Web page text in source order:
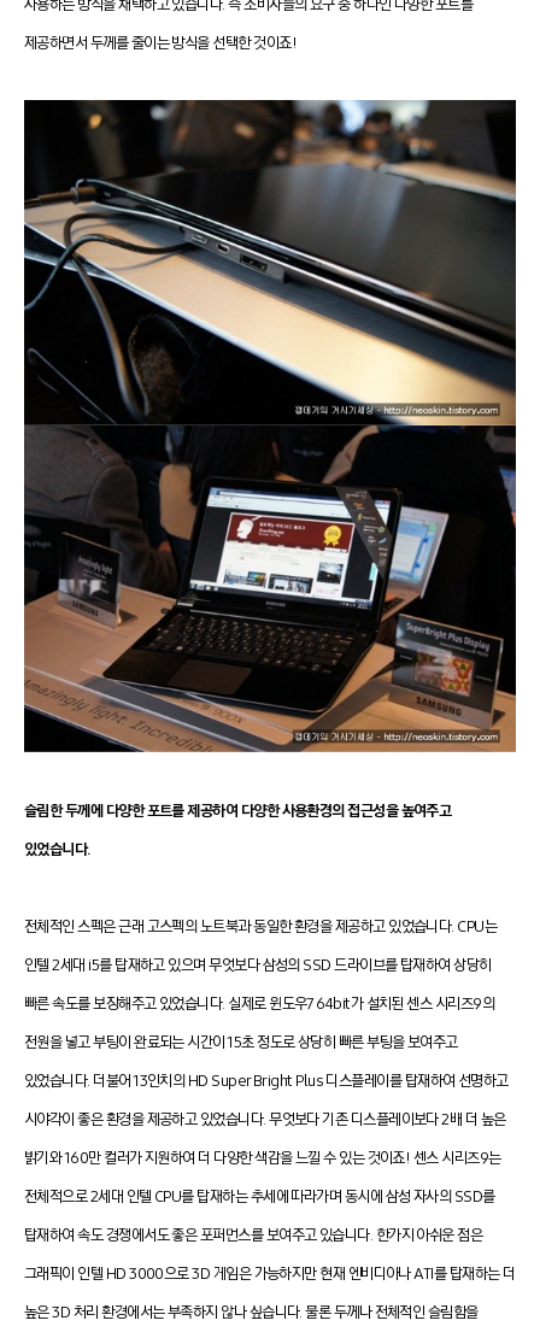
사용하는 방식을 채택하고 있습니다. 즉 소비자들의 요구 중 하나인 다양한 포트를
제공하면서 두께를 줄이는 방식을 선택한 것이죠!
슬림한 두께에 다양한 포트를 제공하여 다양한 사용환경의 접근성을 높여주고
있었습니다.
전체적인 스펙은 근래 고스펙의 노트북과 동일한 환경을 제공하고 있었습니다. CPU는
인텔 2세대 i5를 탑재하고 있으며 무엇보다 삼성의 SSD 드라이브를 탑재하여 상당히
빠른 속도를 보장해주고 있었습니다. 실제로 윈도우7 64bit가 설치된 센스 시리즈9의
전원을 넣고 부팅이 완료되는 시간이 15초 정도로 상당히 빠른 부팅을 보여주고
있었습니다. 더불어 13인치의 HD Super Bright Plus 디스플레이를 탑재하여 선명하고
시야각이 좋은 환경을 제공하고 있었습니다. 무엇보다 기존 디스플레이보다 2배 더 높은
밝기와 160만 컬러가 지원하여 더 다양한 색감을 느낄 수 있는 것이죠! 센스 시리즈9는
전체적으로 2세대 인텔 CPU를 탑재하는 추세에 따라가며 동시에 삼성 자사의 SSD를
탑재하여 속도 경쟁에서도 좋은 포퍼먼스를 보여주고 있습니다. 한가지 아쉬운 점은
그래픽이 인텔 HD 3000으로 3D 게임은 가능하지만 현재 엔비디아나 ATI를 탑재하는 더
높은 3D 처리 환경에서는 부족하지 않나 싶습니다. 물론 두께나 전체적인 슬림함을